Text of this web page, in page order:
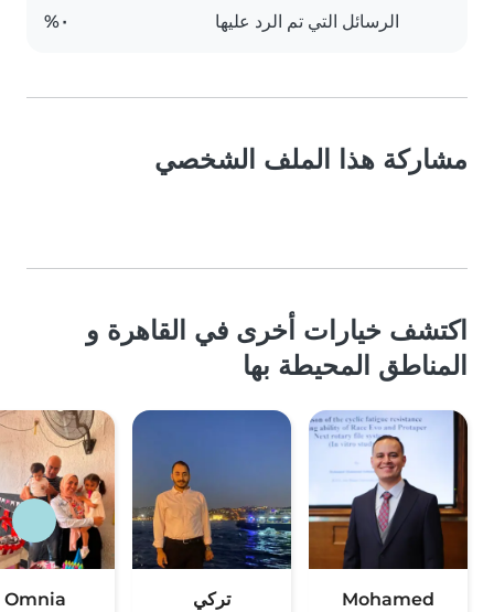
الرسائل التي تم الرد عليها ٠%
مشاركة هذا الملف الشخصي
اكتشف خيارات أخرى في القاهرة و
المناطق المحيطة بها
Mohamed تركي Omnia